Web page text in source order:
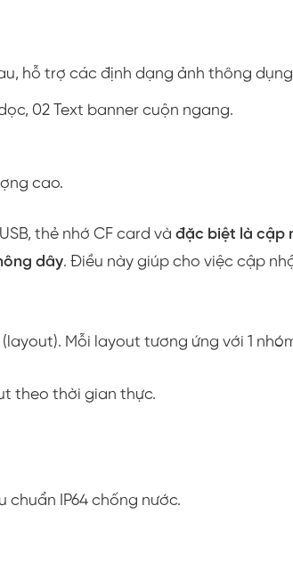
hỗ trợ các định dạng ảnh thông
02 Text banner cuộn ngang.
cao.
thẻ nhớ CF card và đặc biệt là cập
dây. Điều này giúp cho việc cập
Mỗi layout tương ứng với 1
thời gian thực.
IP64 chống nước.